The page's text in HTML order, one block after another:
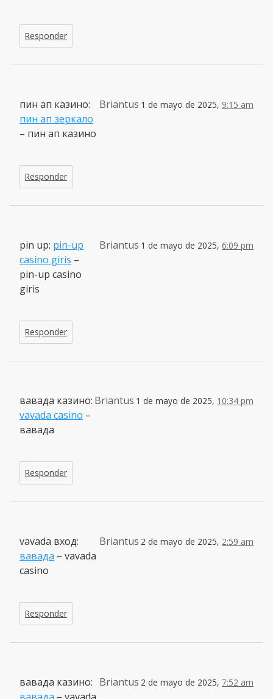
Responder
Briantus 1 de mayo de 2025, 9:15 am
пин ап казино:
пин ап зеркало
– пин ап казино
Responder
Briantus 1 de mayo de 2025, 6:09 pm
pin up: pin-up
casino giris –
pin-up casino
giris
Responder
Briantus 1 de mayo de 2025, 10:34 pm
вавада казино:
vavada casino –
вавада
Responder
Briantus 2 de mayo de 2025, 2:59 am
vavada вход:
вавада – vavada
casino
Responder
Briantus 2 de mayo de 2025, 7:52 am
вавада казино: